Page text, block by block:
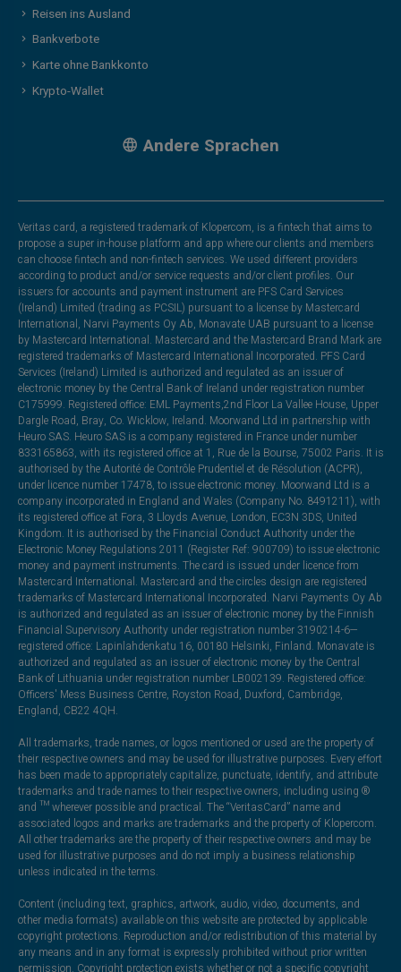
Reisen ins Ausland
Bankverbote
Karte ohne Bankkonto
Krypto-Wallet
Andere Sprachen
Veritas card, a registered trademark of Klopercom, is a fintech that aims to
propose a super in-house platform and app where our clients and members
can choose fintech and non-fintech services. We used different providers
according to product and/or service requests and/or client profiles. Our
issuers for accounts and payment instrument are PFS Card Services
(Ireland) Limited (trading as PCSIL) pursuant to a license by Mastercard
International, Narvi Payments Oy Ab, Monavate UAB pursuant to a license
by Mastercard International. Mastercard and the Mastercard Brand Mark are
registered trademarks of Mastercard International Incorporated. PFS Card
Services (Ireland) Limited is authorized and regulated as an issuer of
electronic money by the Central Bank of Ireland under registration number
C175999. Registered office: EML Payments,2nd Floor La Vallee House, Upper
Dargle Road, Bray, Co. Wicklow, Ireland. Moorwand Ltd in partnership with
Heuro SAS. Heuro SAS is a company registered in France under number
833165863, with its registered office at 1, Rue de la Bourse, 75002 Paris. It is
authorised by the Autorité de Contrôle Prudentiel et de Résolution (ACPR),
under licence number 17478, to issue electronic money. Moorwand Ltd is a
company incorporated in England and Wales (Company No. 8491211), with
its registered office at Fora, 3 Lloyds Avenue, London, EC3N 3DS, United
Kingdom. It is authorised by the Financial Conduct Authority under the
Electronic Money Regulations 2011 (Register Ref: 900709) to issue electronic
money and payment instruments. The card is issued under licence from
Mastercard International. Mastercard and the circles design are registered
trademarks of Mastercard International Incorporated. Narvi Payments Oy Ab
is authorized and regulated as an issuer of electronic money by the Finnish
Financial Supervisory Authority under registration number 3190214-6—
registered office: Lapinlahdenkatu 16, 00180 Helsinki, Finland. Monavate is
authorized and regulated as an issuer of electronic money by the Central
Bank of Lithuania under registration number LB002139. Registered office:
Officers' Mess Business Centre, Royston Road, Duxford, Cambridge,
England, CB22 4QH.
All trademarks, trade names, or logos mentioned or used are the property of
their respective owners and may be used for illustrative purposes. Every effort
has been made to appropriately capitalize, punctuate, identify, and attribute
trademarks and trade names to their respective owners, including using ®
and ™ wherever possible and practical. The “VeritasCard” name and
associated logos and marks are trademarks and the property of Klopercom.
All other trademarks are the property of their respective owners and may be
used for illustrative purposes and do not imply a business relationship
unless indicated in the terms.
Content (including text, graphics, artwork, audio, video, documents, and
other media formats) available on this website are protected by applicable
copyright protections. Reproduction and/or redistribution of this material by
any means and in any format is expressly prohibited without prior written
permission. Copyright protection exists whether or not a specific copyright